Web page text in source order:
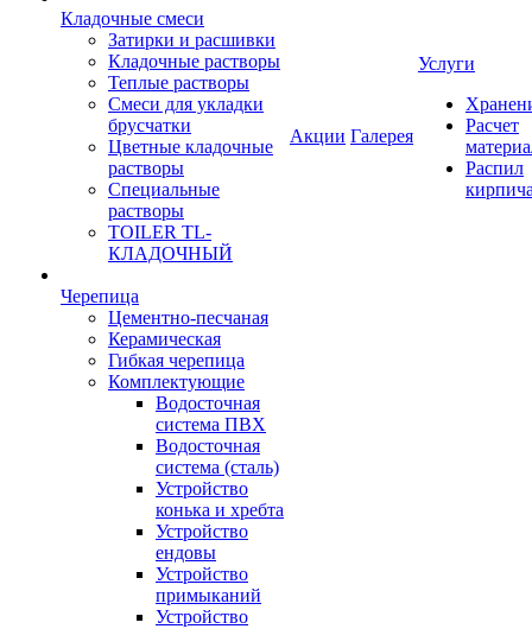
Кладочные смеси
Затирки и расшивки
Кладочные растворы
Теплые растворы
Смеси для укладки
брусчатки
Цветные кладочные
растворы
Специальные
растворы
TOILER TL-
КЛАДОЧНЫЙ
Черепица
Цементно-песчаная
Керамическая
Гибкая черепица
Комплектующие
Водосточная
система ПВХ
Водосточная
система (сталь)
Устройство
конька и хребта
Устройство
ендовы
Устройство
примыканий
Устройство
Акции Галерея
Услуги
Расчет
Распил